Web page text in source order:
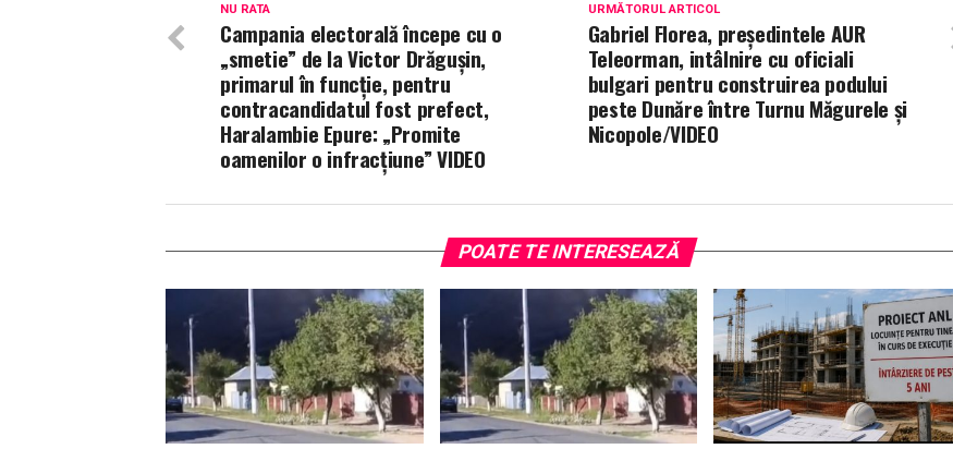
URMĂTORUL ARTICOL
Gabriel Florea, președintele AUR
Teleorman, intâlnire cu oficiali
bulgari pentru construirea podului
peste Dunăre între Turnu Măgurele și
Nicopole/VIDEO
NU RATA
Campania electorală începe cu o
„smetie” de la Victor Drăgușin,
primarul în funcție, pentru
contracandidatul fost prefect,
Haralambie Epure: „Promite
oamenilor o infracțiune” VIDEO
POATE TE INTERESEAZĂ